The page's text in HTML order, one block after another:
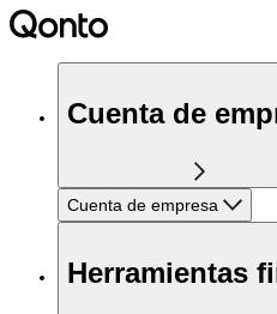
Cuenta de
Cuenta de empresa
Herramientas